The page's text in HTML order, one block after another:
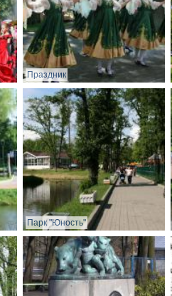
Праздник
Парк "Юность"